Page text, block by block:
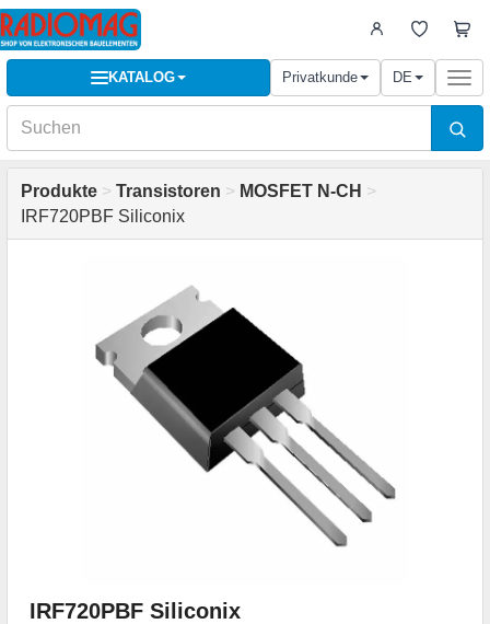
KATALOG Privatkunde DE
Produkte > Transistoren > MOSFET N-CH >
IRF720PBF Siliconix
IRF720PBF Siliconix